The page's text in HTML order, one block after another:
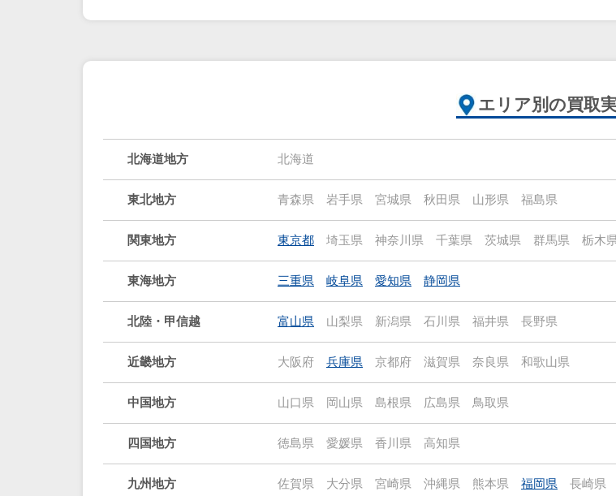
エリア別の買取
北海道地方 北海道
東北地方 青森県 岩手県 宮城県 秋田県 山形県 福島県
関東地方 東京都 埼玉県 神奈川県 千葉県 茨城県 群馬県 栃木
東海地方 三重県 岐阜県 愛知県 静岡県
北陸・甲信越 富山県 山梨県 新潟県 石川県 福井県 長野県
近畿地方 大阪府 兵庫県 京都府 滋賀県 奈良県 和歌山県
中国地方 山口県 岡山県 島根県 広島県 鳥取県
四国地方 徳島県 愛媛県 香川県 高知県
九州地方 佐賀県 大分県 宮崎県 沖縄県 熊本県 福岡県 長崎県